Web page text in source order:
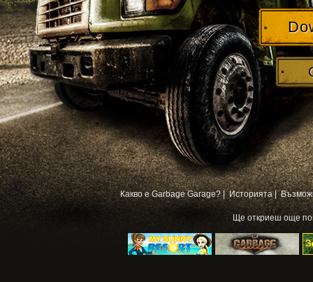
Какво е Garbage Garage? | Историята |
Ще откриеш още